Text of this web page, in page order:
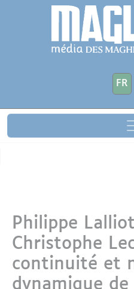
Aller au contenu principal
FR
Philippe
Christophe
continuité et
dynamique
Panneau de gestion des cookies